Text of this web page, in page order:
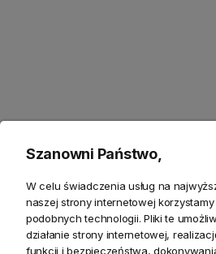
Opis
Industrialny klimat w Twojej
nocna Shelter Island
Szanowni Państwo,
W celu świadczenia usług na
naszej strony internetowej
podobnych technologii. Pliki te
działanie strony internetowej,
funkcji i bezpieczeństwa,